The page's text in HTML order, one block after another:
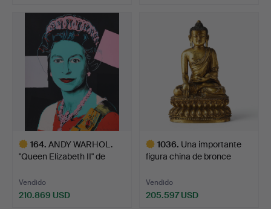
seleccionado
164. ANDY WARHOL.
"Queen Elizabeth II" de
Vendido
210.869 USD
1036. Una importante
figura china de bronce
Vendido
205.597 USD